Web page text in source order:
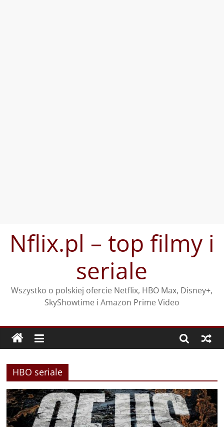
treściNflix.pl – top filmy i
seriale
Wszystko o polskiej ofercie Netflix, HBO Max, Disney+,
SkyShowtime i Amazon Prime Video
HBO seriale